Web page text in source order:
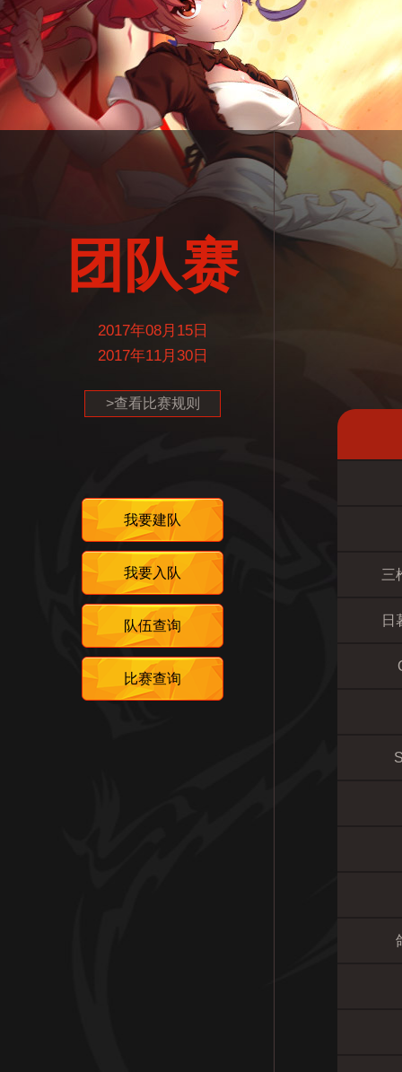
团队赛
2017年08月15日
2017年11月30日
>查看比赛规则
我要建队
我要入队
队伍查询
比赛查询
三
日